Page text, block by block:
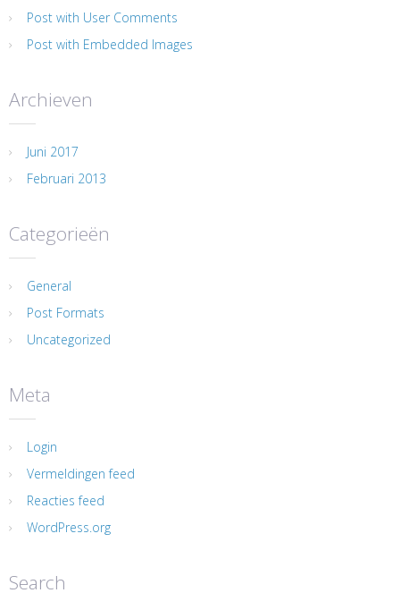
Post with User Comments
Post with Embedded Images
Archieven
Juni 2017
Februari 2013
Categorieën
General
Post Formats
Uncategorized
Meta
Login
Vermeldingen feed
Reacties feed
WordPress.org
Search